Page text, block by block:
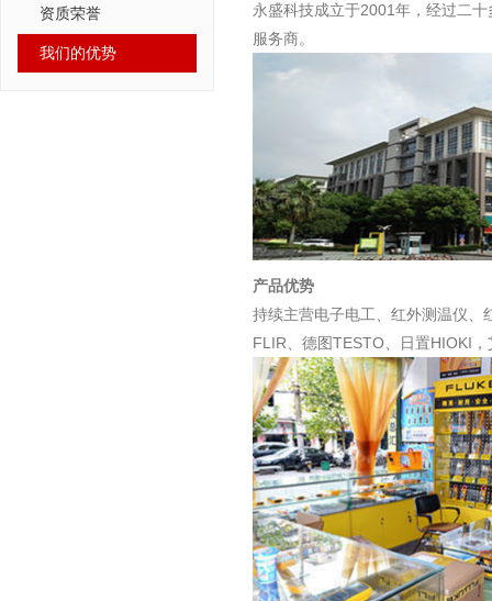
资质荣誉
我们的优势
永盛科技成立于2001年，经过二
服务商。
产品优势
持续主营电子电工、红外测温仪、
FLIR、德图TESTO、日置HIOKI